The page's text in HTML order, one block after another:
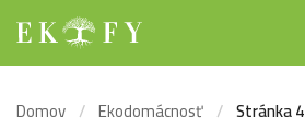
Domov Ekodomácnosť Stránka 4